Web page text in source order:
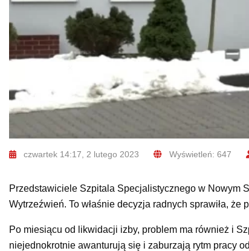
czwartek 14:17, 2 lutego 2023 Wyświetleń: 647
Przedstawiciele Szpitala Specjalistycznego w Nowym
Wytrzeźwień. To właśnie decyzja radnych sprawiła,
Po miesiącu od likwidacji izby, problem ma również i
niejednokrotnie awanturują się i zaburzają rytm pracy